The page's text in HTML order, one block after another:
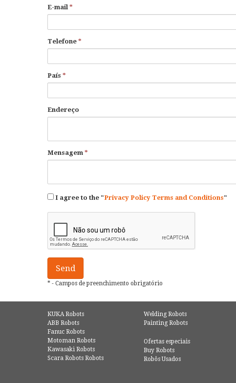
E-mail *
Telefone *
País *
Endereço
Mensagem *
I agree to the "Privacy Policy Terms and Conditions"
* - Campos de preenchimento obrigatório
KUKA Robots
ABB Robots
Fanuc Robots
Motoman Robots
Kawasaki Robots
Scara Robots Robots
Welding Robots
Painting Robots
Ofertas especiais
Buy Robots
Robôs Usados